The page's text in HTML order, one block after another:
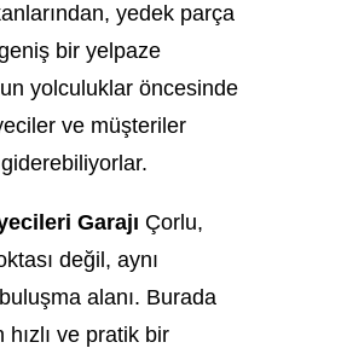
yedek parça
bir yelpaze
yolculuklar öncesinde
ve müşteriler
Garajı Çorlu,
değil, aynı
alanı. Burada
ve pratik bir